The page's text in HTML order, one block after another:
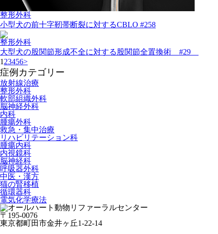
整形外科
小型犬の前十字靭帯断裂に対するCBLO #258
整形外科
大型犬の股関節形成不全に対する股関節全置換術 #29
1 23456>
症例カテゴリー
放射線治療
整形外科
軟部組織外科
脳神経外科
内科
腫瘍外科
救急・集中治療
リハビリテーション科
腫瘍内科
内視鏡科
脳神経科
呼吸器外科
中医・漢方
猫の腎移植
循環器科
電気化学療法
〒195-0076
東京都町田市金井ヶ丘1-22-14